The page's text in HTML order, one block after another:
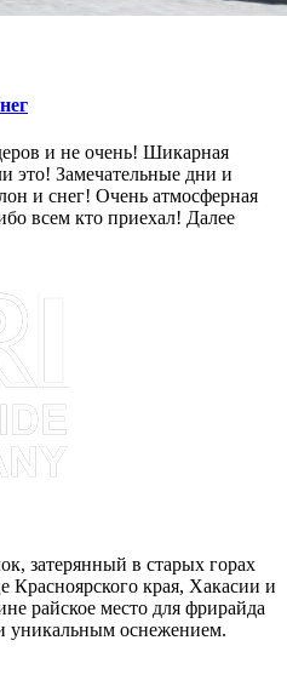
и не очень! Шикарная
это! Замечательные дни и
и снег! Очень атмосферная
всем кто приехал! Далее
затерянный в старых горах
Красноярского края, Хакасии и
райское место для фрирайда
уникальным оснежением.